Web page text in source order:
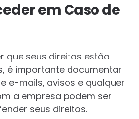
em Caso de
que seus direitos estão
é importante documentar
e-mails, avisos e qualquer
a empresa podem ser
seus direitos.